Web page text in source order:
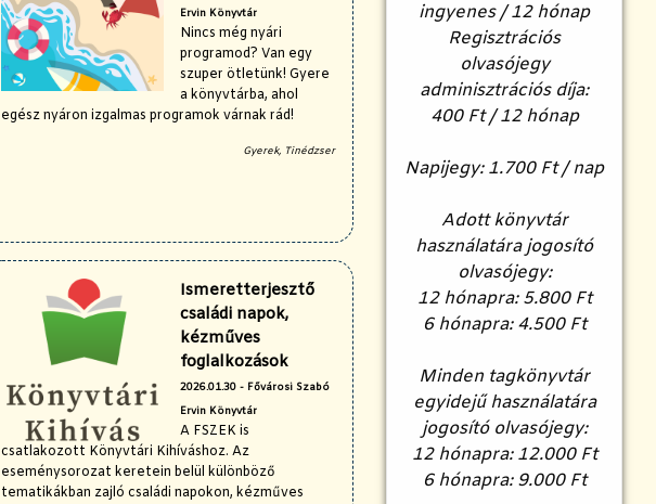
Ervin Könyvtár
Nincs még nyári
programod? Van egy
szuper ötletünk! Gyere
a könyvtárba, ahol
egész nyáron izgalmas programok várnak rád!
Gyerek, Tinédzser
Ismeretterjesztő
családi napok,
kézműves
foglalkozások
2026.01.30 - Fővárosi Szabó
Ervin Könyvtár
A FSZEK is
csatlakozott Könyvtári Kihíváshoz. Az
eseménysorozat keretein belül különböző
tematikákban zajló családi napokon, kézműves
ingyenes / 12 hónap
Regisztrációs
olvasójegy
adminisztrációs díja:
400 Ft / 12 hónap
Napijegy: 1.700 Ft / nap
Adott könyvtár
használatára jogosító
olvasójegy:
12 hónapra: 5.800 Ft
6 hónapra: 4.500 Ft
Minden tagkönyvtár
egyidejű használatára
jogosító olvasójegy:
12 hónapra: 12.000 Ft
6 hónapra: 9.000 Ft